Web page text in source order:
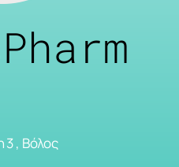
3 , Βόλος